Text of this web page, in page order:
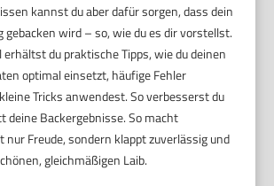
kannst du aber dafür sorgen, dass dein
gebacken wird – so, wie du es dir vorstellst.
du praktische Tipps, wie du deinen
optimal einsetzt, häufige Fehler
Tricks anwendest. So verbesserst du
deine Backergebnisse. So macht
nur Freude, sondern klappt zuverlässig und
gleichmäßigen Laib.